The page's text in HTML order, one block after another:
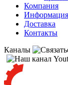
Компания
Информация
Доставка
Контакты
Каналы